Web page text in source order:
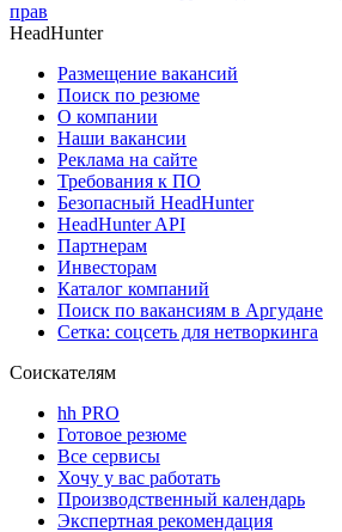
прав
HeadHunter
Размещение вакансий
Поиск по резюме
О компании
Наши вакансии
Реклама на сайте
Требования к ПО
Безопасный HeadHunter
HeadHunter API
Партнерам
Инвесторам
Каталог компаний
Поиск по вакансиям в Аргудане
Сетка: соцсеть для нетворкинга
Соискателям
hh PRO
Готовое резюме
Все сервисы
Хочу у вас работать
Производственный календарь
Экспертная рекомендация